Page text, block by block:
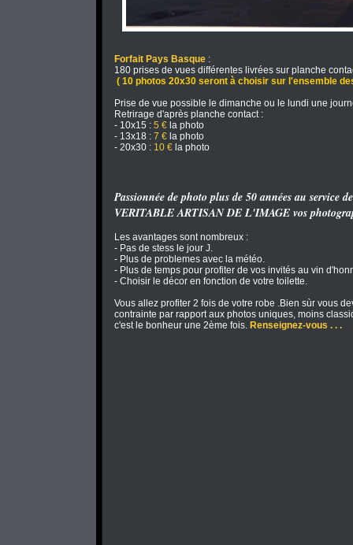
Forfait Pays Basque :
180 prises de vues différentes livrées sur planche
( 10 photos 20x30 seront à choisir sur l'ensemble
Prise de vue possible le dimanche ou le lundi une
Retrirage d'après planche contact :
- 10x15 : 5 € la photo
- 13x18 : 7 € la photo
- 20x30 : 10 € la photo
Passionnée de photo plus de 50 années au service
VERITABLE ARTISAN DE L'IMAGE vos
Les avantages sont nombreux :
- Pas de stess le jour J.
- Plus de problemes avec la météo.
- Plus de temps pour profiter de vos invités au vin
- Choisir le décor en fonction de votre toilette.
Vous allez profiter 2 fois de votre robe .Bien sùr vous
contrainte par rapport aux photos uniques, moins
c'est le bonheur une 2ème fois. Renseignez-vous . . .